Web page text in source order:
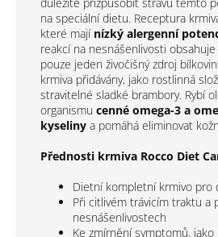
na speciální dietu. Receptura
které mají nízký alergenní
reakcí na nesnášenlivosti
pouze jeden živočišný zdroj
krmiva přidávány, jako rostlinná
stravitelné sladké brambory. Rybí
organismu cenné omega-3 a
kyseliny a pomáhá eliminovat
Přednosti krmiva Rocco Diet
Dietní kompletní krmivo pro
Při citlivém trávicím traktu a
nesnášenlivostech
Ke zmírnění symptomů, jako